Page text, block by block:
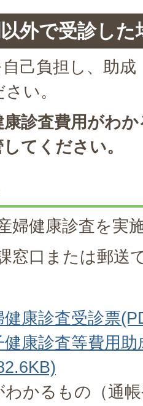
外で受診した
己負担し、助
い。
診査費用がわ
てください。
婦健康診査を実
窓口または郵送
健康診査受診票
健康診査等費用
わかるもの（通